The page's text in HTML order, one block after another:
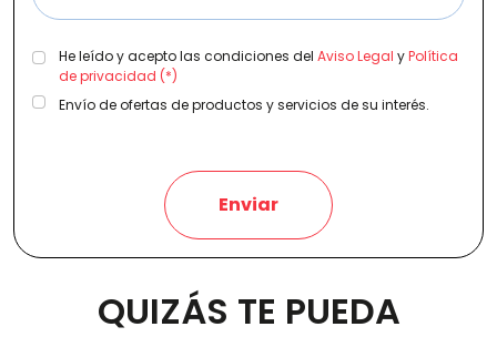
Transmisión
He leído y acepto las condiciones del Aviso Legal yPolítica
de privacidad (*)
Envío de ofertas de productos y servicios de su interés.
Enviar
QUIZÁS TE PUEDA